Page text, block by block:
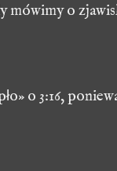
o
o 3:16,